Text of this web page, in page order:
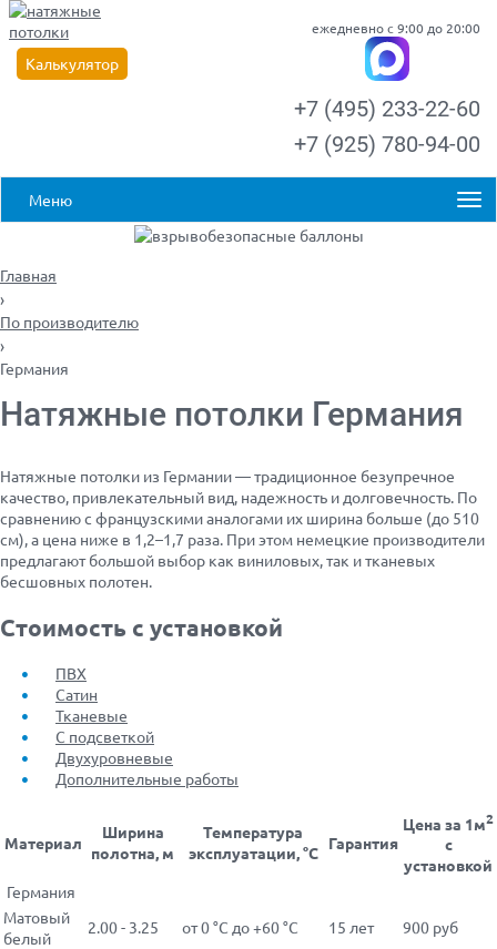
Калькулятор
ежедневно с 9:00 до 20:00
+7 (495) 233-22-60
+7 (925) 780-94-00
Меню
Главная
›
По производителю
›
Германия
Натяжные потолки Германия
Натяжные потолки из Германии — традиционное безупречное
качество, привлекательный вид, надежность и долговечность. По
сравнению с французскими аналогами их ширина больше (до 510
см), а цена ниже в 1,2–1,7 раза. При этом немецкие производители
предлагают большой выбор как виниловых, так и тканевых
бесшовных полотен.
Стоимость с установкой
ПВХ
Сатин
Тканевые
С подсветкой
Двухуровневые
Дополнительные работы
Материал
Ширина
полотна, м
Температура
эксплуатации, °С Гарантия
Цена за 1м2
с
установкой
Германия
Матовый
белый
2.00 - 3.25 от 0 °С до +60 °С 15 лет
900 руб